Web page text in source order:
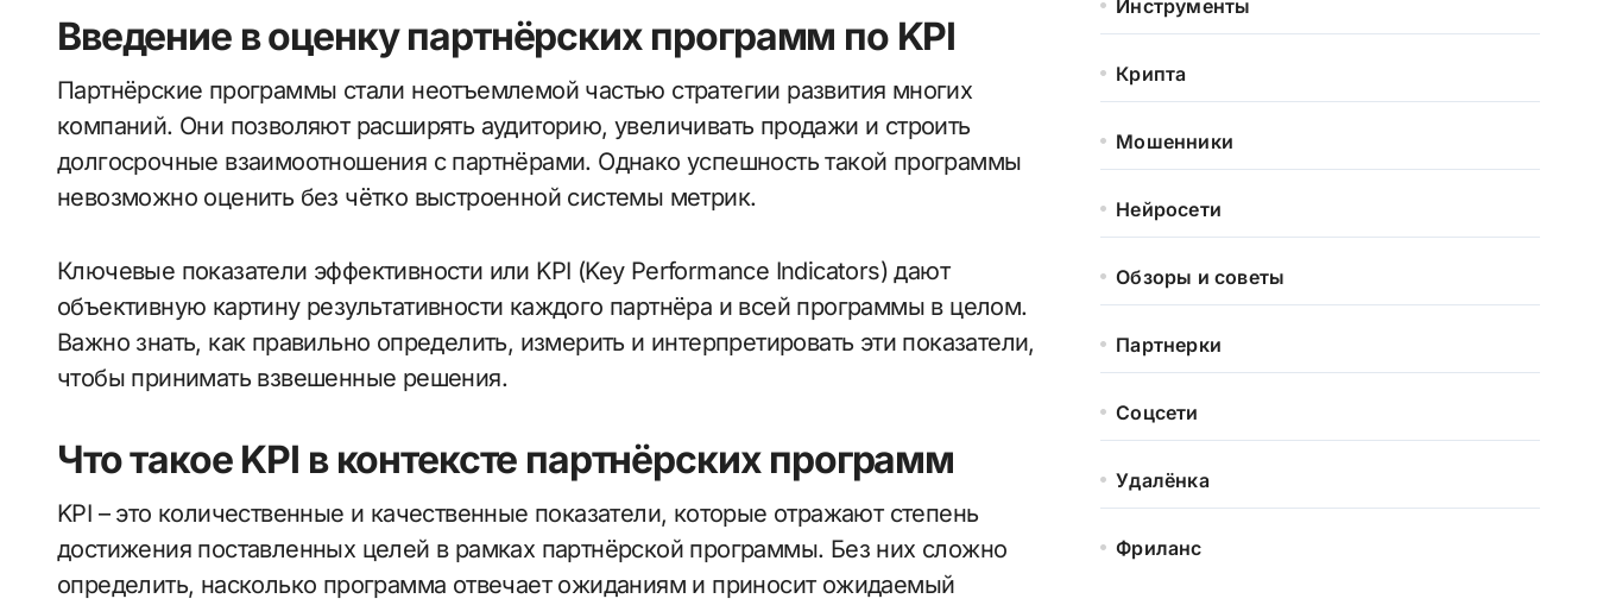
Введение в оценку партнёрских программ по KPI
Партнёрские программы стали неотъемлемой частью стратегии развития многих
компаний. Они позволяют расширять аудиторию, увеличивать продажи и строить
долгосрочные взаимоотношения с партнёрами. Однако успешность такой программы
невозможно оценить без чётко выстроенной системы метрик.
Ключевые показатели эффективности или KPI (Key Performance Indicators) дают
объективную картину результативности каждого партнёра и всей программы в целом.
Важно знать, как правильно определить, измерить и интерпретировать эти показатели,
чтобы принимать взвешенные решения.
Что такое KPI в контексте партнёрских программ
KPI – это количественные и качественные показатели, которые отражают степень
достижения поставленных целей в рамках партнёрской программы. Без них сложно
определить, насколько программа отвечает ожиданиям и приносит ожидаемый
Инструменты
Крипта
Мошенники
Нейросети
Обзоры и советы
Партнерки
Соцсети
Удалёнка
Фриланс